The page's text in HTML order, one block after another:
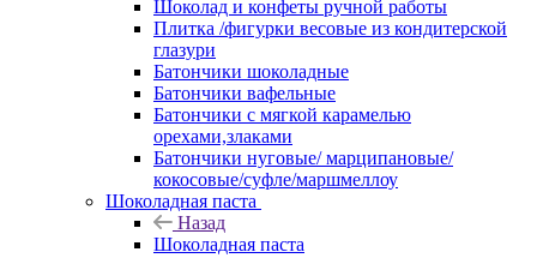
Шоколад и конфеты ручной работы
Плитка /фигурки весовые из кондитерской
глазури
Батончики шоколадные
Батончики вафельные
Батончики с мягкой карамелью
орехами,злаками
Батончики нуговые/ марципановые/
кокосовые/суфле/маршмеллоу
Шоколадная паста
Назад
Шоколадная паста